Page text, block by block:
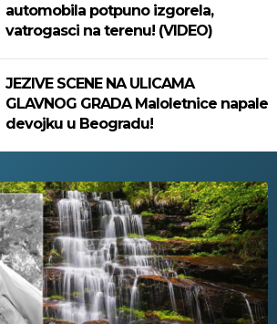
automobila potpuno izgorela,
vatrogasci na terenu! (VIDEO)
JEZIVE SCENE NA ULICAMA
GLAVNOG GRADA Maloletnice napale
devojku u Beogradu!